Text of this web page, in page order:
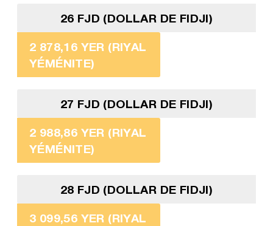
26 FJD (DOLLAR DE FIDJI)
2 878,16 YER (RIYAL
YÉMÉNITE)
27 FJD (DOLLAR DE FIDJI)
2 988,86 YER (RIYAL
YÉMÉNITE)
28 FJD (DOLLAR DE FIDJI)
3 099,56 YER (RIYAL